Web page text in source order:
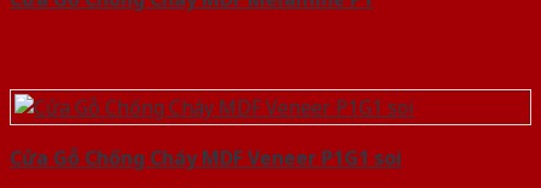
Cửa Gỗ Chống Cháy MDF Veneer P1G1 soi